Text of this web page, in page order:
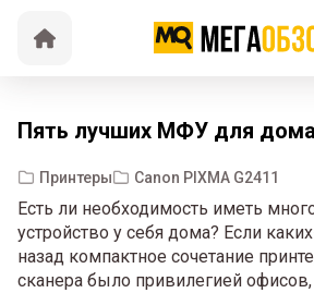
Пять лучших МФУ для дома
Принтеры Canon PIXMA G2411
Есть ли необходимость иметь
устройство у себя дома? Если
назад компактное сочетание
сканера было привилегией